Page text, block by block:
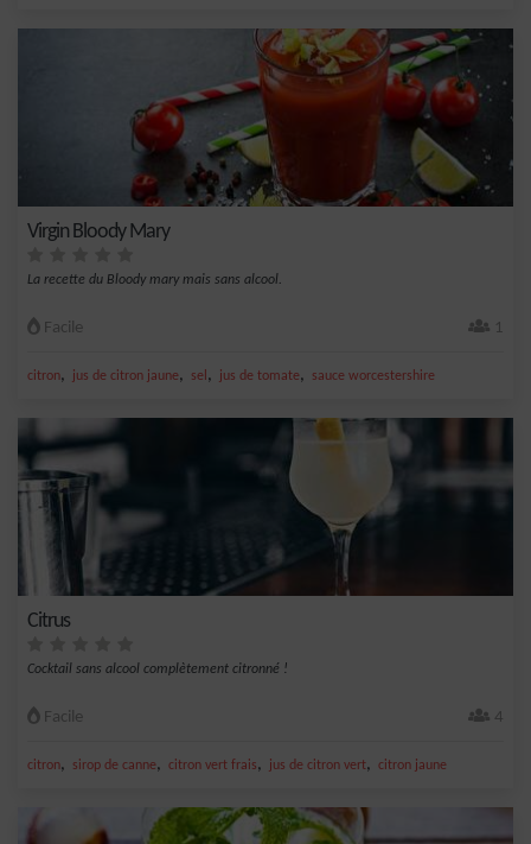
Virgin Bloody Mary
La recette du Bloody mary mais sans alcool.
Facile 1
citron, jus de citron jaune, sel , jus de tomate, sauce worcestershire
Citrus
Cocktail sans alcool complètement citronné !
Facile 4
citron, sirop de canne, citron vert frais, jus de citron vert, citron jaune